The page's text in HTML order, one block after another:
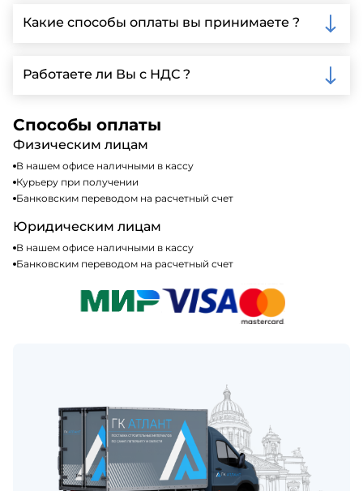
Ленинградской области, у нас собственный
автопарк, для обеспечения быстрой и надежной
Какие способы оплаты вы принимаете ?
включая наличные, банковские переводы,
кредитные карты. Подробную информацию о
Работаете ли Вы с НДС ?
налогообложения, т.е с НДС 20%
Способы оплаты
Физическим лицам
В нашем офисе наличными в кассу
Курьеру при получении
Банковским переводом на расчетный счет
Юридическим лицам
В нашем офисе наличными в кассу
Банковским переводом на расчетный счет